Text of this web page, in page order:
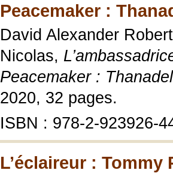
Peacemaker :
David Alexander
Nicolas,
Peacemaker :
2020, 32 pages.
ISBN : 978-2-923926-
L’éclaireur :